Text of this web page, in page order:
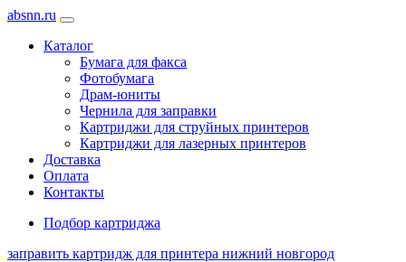
absnn.ru
Каталог
Бумага для факса
Фотобумага
Драм-юниты
Чернила для заправки
Картриджи для струйных принтеров
Картриджи для лазерных принтеров
Доставка
Оплата
Контакты
Подбор картриджа
заправить картридж для принтера нижний новгород